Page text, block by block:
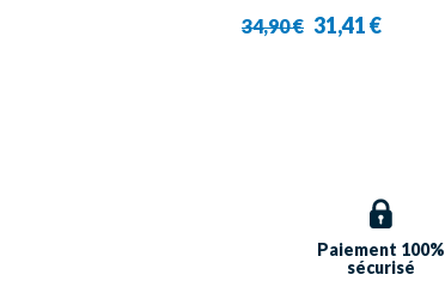
34,90 € 31,41 €
Paiement 100%
sécurisé